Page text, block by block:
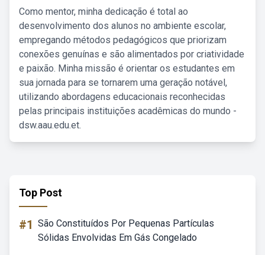
Como mentor, minha dedicação é total ao
desenvolvimento dos alunos no ambiente escolar,
empregando métodos pedagógicos que priorizam
conexões genuínas e são alimentados por criatividade
e paixão. Minha missão é orientar os estudantes em
sua jornada para se tornarem uma geração notável,
utilizando abordagens educacionais reconhecidas
pelas principais instituições acadêmicas do mundo -
dsw.aau.edu.et.
Top Post
#1 São Constituídos Por Pequenas Partículas
Sólidas Envolvidas Em Gás Congelado